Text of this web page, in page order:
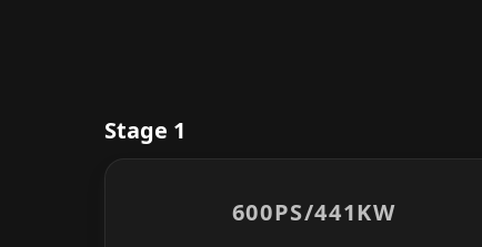
Stage 1
600PS/441KW